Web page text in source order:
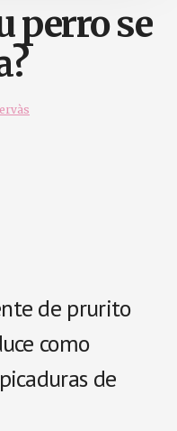
perro se
de prurito
como
de